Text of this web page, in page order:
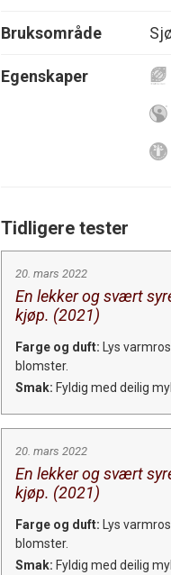
Bruksområde
Egenskaper
Tidligere tester
20. mars 2022
En lekker og svært
kjøp. (2021)
Farge og duft: Lys
blomster.
Smak: Fyldig med deilig
20. mars 2022
En lekker og svært
kjøp. (2021)
Farge og duft: Lys
blomster.
Smak: Fyldig med deilig